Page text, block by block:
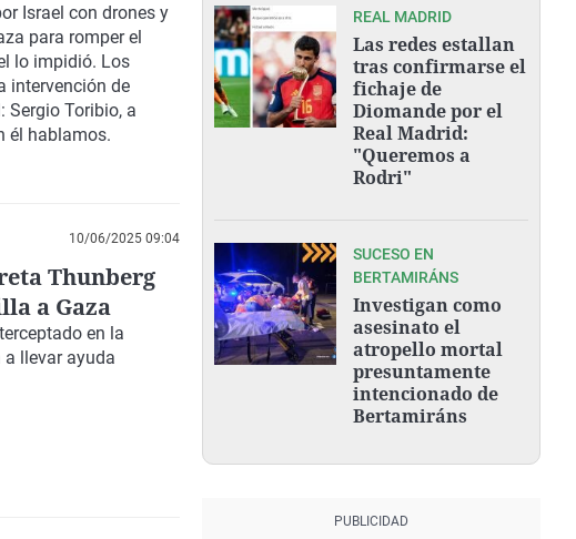
Israel con drones y
para romper el
lo impidió. Los
intervención de
Sergio Toribio, a
él hablamos.
10/06/2025 09:04
Thunberg
a Gaza
en la
llevar ayuda
REAL MADRID
Las redes estallan
tras confirmarse el
fichaje de
Diomande por el
Real Madrid:
"Queremos a
Rodri"
SUCESO EN
BERTAMIRÁNS
Investigan como
asesinato el
atropello mortal
presuntamente
intencionado de
Bertamiráns